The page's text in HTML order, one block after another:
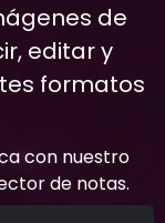
de
editar y
formatos
con nuestro
de notas.